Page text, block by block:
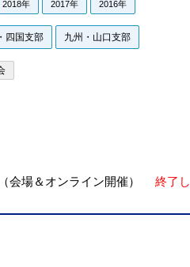
2018年 2017年 2016年
四国支部 九州・山口支部
会場＆オンライン開催）
終了し